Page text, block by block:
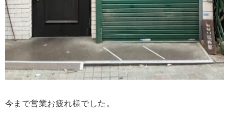
今まで営業お疲れ様でした。